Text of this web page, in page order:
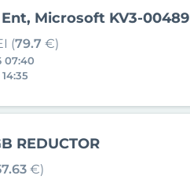
Microsoft KV3-00489
(79.7 €)
07:40
REDUCTOR
€)